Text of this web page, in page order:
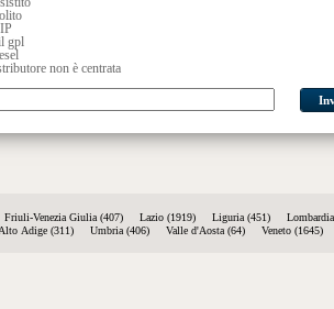
gpl
non è centrata
Friuli-Venezia Giulia (407) Lazio (1919) Liguria (451)
Adige (311) Umbria (406) Valle d'Aosta (64) Veneto (1645)